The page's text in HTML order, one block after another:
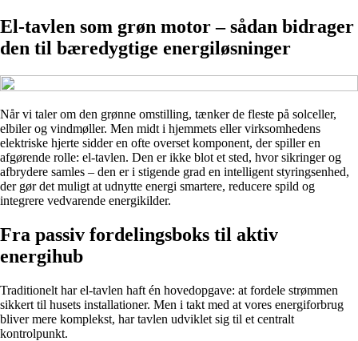
El-tavlen som grøn motor – sådan bidrager
den til bæredygtige energiløsninger
Når vi taler om den grønne omstilling, tænker de fleste på solceller,
elbiler og vindmøller. Men midt i hjemmets eller virksomhedens
elektriske hjerte sidder en ofte overset komponent, der spiller en
afgørende rolle: el-tavlen. Den er ikke blot et sted, hvor sikringer og
afbrydere samles – den er i stigende grad en intelligent styringsenhed,
der gør det muligt at udnytte energi smartere, reducere spild og
integrere vedvarende energikilder.
Fra passiv fordelingsboks til aktiv
energihub
Traditionelt har el-tavlen haft én hovedopgave: at fordele strømmen
sikkert til husets installationer. Men i takt med at vores energiforbrug
bliver mere komplekst, har tavlen udviklet sig til et centralt
kontrolpunkt.